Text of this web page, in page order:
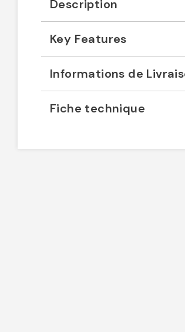
Description
Key Features
Informations de
Fiche technique